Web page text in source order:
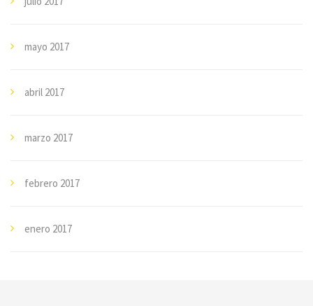
mayo 2017
abril 2017
marzo 2017
febrero 2017
enero 2017